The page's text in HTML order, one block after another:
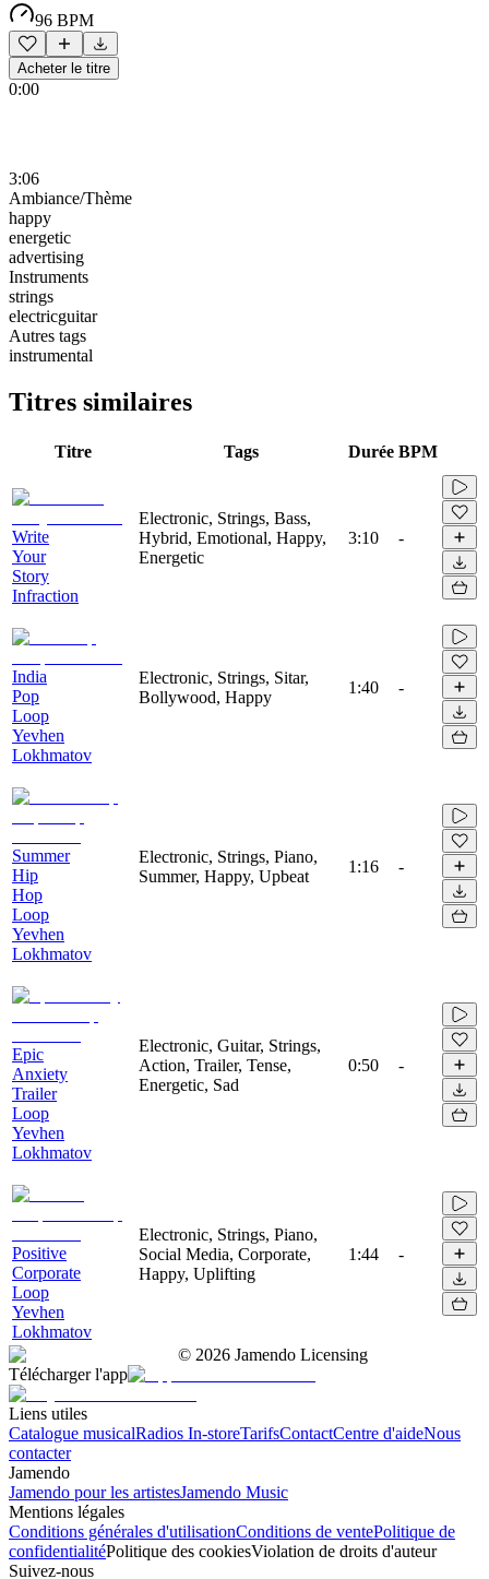
96 BPM
Acheter le titre
0:00
3:06
Ambiance/Thème
happy
energetic
advertising
Instruments
strings
electricguitar
Autres tags
instrumental
Titres similaires
Titre Tags Durée BPM
Write
Your
Story
Infraction
Electronic, Strings, Bass,
Hybrid, Emotional, Happy,
Energetic
3:10 -
India
Pop
Loop
Yevhen
Lokhmatov
Electronic, Strings, Sitar,
Bollywood, Happy
1:40 -
Summer
Hip
Hop
Loop
Yevhen
Lokhmatov
Electronic, Strings, Piano,
Summer, Happy, Upbeat
1:16 -
Epic
Anxiety
Trailer
Loop
Yevhen
Lokhmatov
Electronic, Guitar, Strings,
Action, Trailer, Tense,
Energetic, Sad
0:50 -
Positive
Corporate
Loop
Yevhen
Lokhmatov
Electronic, Strings, Piano,
Social Media, Corporate,
Happy, Uplifting
1:44 -
© 2026 Jamendo Licensing
Télécharger l'app
Liens utiles
Catalogue musicalRadios In-storeTarifsContactCentre d'aideNous
contacter
Jamendo
Jamendo pour les artistesJamendo Music
Mentions légales
Conditions générales d'utilisationConditions de ventePolitique de
confidentialitéPolitique des cookiesViolation de droits d'auteur
Suivez-nous